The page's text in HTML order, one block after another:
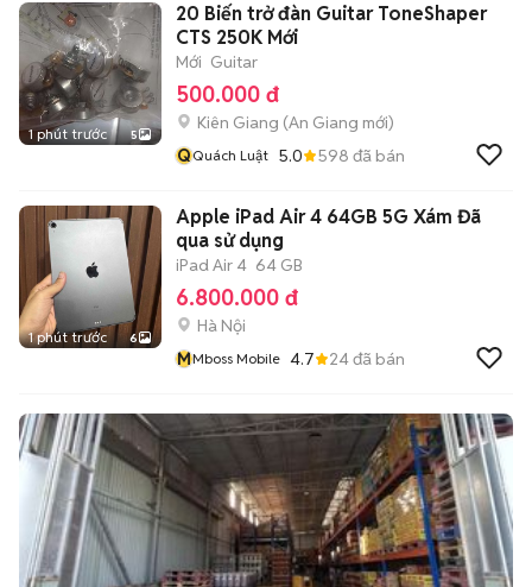
1 phút trước 5
20 Biến trở đàn Guitar ToneShaper
CTS 250K Mới
Mới Guitar
500.000 đ
Kiên Giang (An Giang mới)
QQuách Luật 5.0 598 đã bán
1 phút trước 6
Apple iPad Air 4 64GB 5G Xám Đã
qua sử dụng
iPad Air 4 64 GB
6.800.000 đ
Hà Nội
MMboss Mobile 4.7 24đã bán